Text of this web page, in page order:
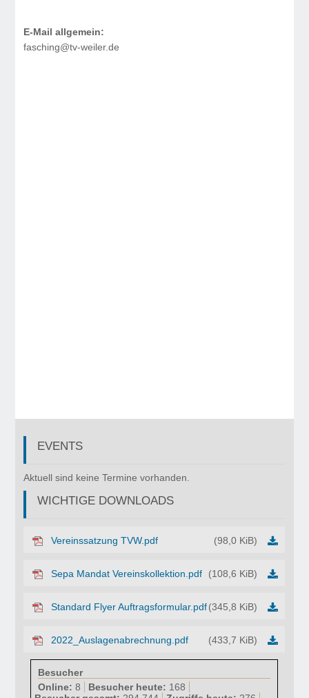
E-Mail allgemein:
fasching@tv-weiler.de
EVENTS
Aktuell sind keine Termine vorhanden.
WICHTIGE DOWNLOADS
Vereinssatzung TVW.pdf (98,0 KiB)
Sepa Mandat Vereinskollektion.pdf (108,6 KiB)
Standard Flyer Auftragsformular.pdf(345,8 KiB)
2022_Auslagenabrechnung.pdf (433,7 KiB)
Besucher
Online: 8 Besucher heute: 168